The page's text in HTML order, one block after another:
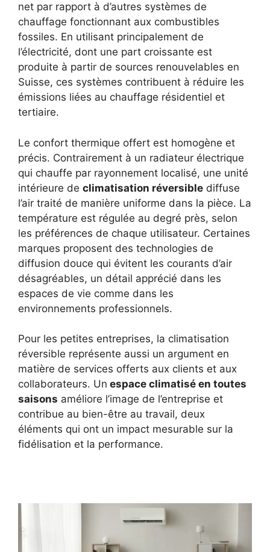
net par rapport à d’autres systèmes de
chauffage fonctionnant aux combustibles
fossiles. En utilisant principalement de
l’électricité, dont une part croissante est
produite à partir de sources renouvelables en
Suisse, ces systèmes contribuent à réduire les
émissions liées au chauffage résidentiel et
tertiaire.
Le confort thermique offert est homogène et
précis. Contrairement à un radiateur électrique
qui chauffe par rayonnement localisé, une unité
intérieure de climatisation réversible diffuse
l’air traité de manière uniforme dans la pièce. La
température est régulée au degré près, selon
les préférences de chaque utilisateur. Certaines
marques proposent des technologies de
diffusion douce qui évitent les courants d’air
désagréables, un détail apprécié dans les
espaces de vie comme dans les
environnements professionnels.
Pour les petites entreprises, la climatisation
réversible représente aussi un argument en
matière de services offerts aux clients et aux
collaborateurs. Un espace climatisé en toutes
saisons améliore l’image de l’entreprise et
contribue au bien-être au travail, deux
éléments qui ont un impact mesurable sur la
fidélisation et la performance.